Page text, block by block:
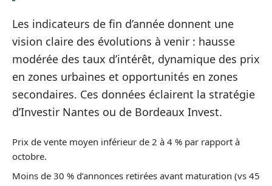
Les indicateurs de fin d’année donnent une
vision claire des évolutions à venir : hausse
modérée des taux d’intérêt, dynamique des prix
en zones urbaines et opportunités en zones
secondaires. Ces données éclairent la stratégie
d’Investir Nantes ou de Bordeaux Invest.
Prix de vente moyen inférieur de 2 à 4 % par rapport à
octobre.
Moins de 30 % d’annonces retirées avant maturation (vs 45